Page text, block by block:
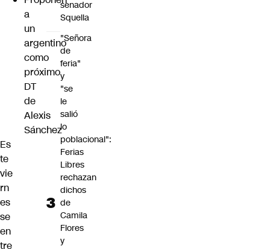
a
un
argentino
como
próximo
DT
de
Alexis
Sánchez
Es
te
vie
rn
es
se
en
tre
senador
Squella
"Señora
de
feria"
y
"se
le
salió
lo
poblacional":
Ferias
Libres
rechazan
dichos
de
Camila
Flores
y